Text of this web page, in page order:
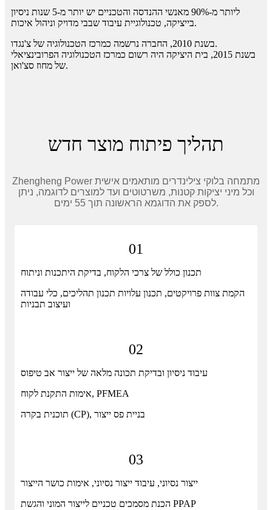
ליותר מ-90% מאנשי ההנדסה והטכניים יש יותר מ-5 שנות ניסיון
בייציקה, טכנולוגיית עיבוד שבבי מדויק וניהול איכות.
בשנת 2010, החברה נרשמה כמרכז הטכנולוגיה של צ'נגדו.
בשנת 2015, בית היציקה היה רשום כמרכז הטכנולוגיה הפרובינציאלי
של מחוז סצ'ואן.
תהליך פיתוח מוצר חדש
Zhengheng Power מתמחה בלוקי צילינדרים מותאמים אישית
וכל מיני יציקות קטנות, משרטוטים ועד למוצרים לדוגמה, ניתן
לספק את הדוגמא הראשונה תוך 55 ימים.
01
תכנון כולל של צרכי הלקוח, בדיקת היתכנות וניתוח
הקמת צוות פרויקטים, תכנון עלויות תכנון תהליכים, כלי עבודה
ועיצוב תבניות
02
עיבוד ניסיון ובדיקת תכונה מלאה של ייצור אב טיפוס
אימות התקנת לקוח, PFMEA
תוכנית בקרה (CP), בניית פס ייצור
03
ייצור נסיוני, עיבוד ייצור נסיוני, אימות כושר הייצור
הכנת מסמכים טכניים לייצור המוני והגשת PPAP